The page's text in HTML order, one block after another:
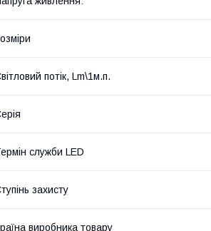
потік, Lm\1м.п.
служби LED
захисту
виробника товару